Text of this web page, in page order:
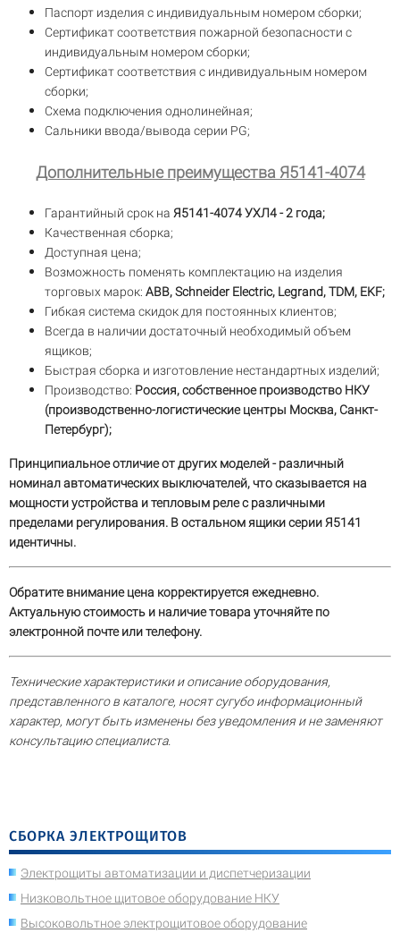
СБОРКА ЭЛЕКТРОЩИТОВ
Электрощиты автоматизации и диспетчеризации
Низковольтное щитовое оборудование НКУ
Высоковольтное электрощитовое оборудование
Паспорт изделия с индивидуальным номером сборки;
Сертификат соответствия пожарной безопасности с
индивидуальным номером сборки;
Сертификат соответствия с индивидуальным номером
сборки;
Схема подключения однолинейная;
Сальники ввода/вывода серии PG;
Дополнительные преимущества Я5141-4074
Гарантийный срок на Я5141-4074 УХЛ4 - 2 года;
Качественная сборка;
Доступная цена;
Возможность поменять комплектацию на изделия
торговых марок: ABB, Schneider Electric, Legrand, TDM, EKF;
Гибкая система скидок для постоянных клиентов;
Всегда в наличии достаточный необходимый объем
ящиков;
Быстрая сборка и изготовление нестандартных изделий;
Производство: Россия, собственное производство НКУ
(производственно-логистические центры Москва, Санкт-
Петербург);
Принципиальное отличие от других моделей - различный
номинал автоматических выключателей, что сказывается на
мощности устройства и тепловым реле с различными
пределами регулирования. В остальном ящики серии Я5141
идентичны.
Обратите внимание цена корректируется ежедневно.
Актуальную стоимость и наличие товара уточняйте по
электронной почте или телефону.
Технические характеристики и описание оборудования,
представленного в каталоге, носят сугубо информационный
характер, могут быть изменены без уведомления и не заменяют
консультацию специалиста.